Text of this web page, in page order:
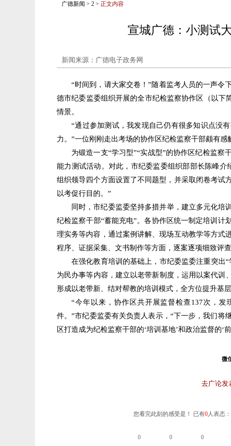
广德新闻 > 2 > 正文内容
宣城广德：小测试
新闻来源：广德电子政务网
“时间到，请大家交卷！”随着监考人员的一声令
德市纪委监委组织开展的全市纪检监察协作区（以下
情景。
“通过参加测试，我发现自己仍有很多知识点没
力。”一位刚刚走出考场的协作区纪检监察干部颇有感
为锻造一支“学习型”“实战型”的协作区纪检监
能力测试活动。对此，市纪委监委组织部部长陈峰介
组织领导四个方面设置了不同题型，并采取闭卷考试
以考促行目的。”
同时，市纪委监委坚持多措并举，建立多元化培
纪检监察干部“蓄能充电”。各协作区统一制定培训计
理实务等内容，通过案例讲解、现场互动教学等方式
程序、证据采集、文书制作等方面，逐案逐项细致评
在强化教育培训的基础上，市纪委监委注重突出
为民办事等内容，建立以老带新制度，运用以案代训
形成以老带新、结对帮教的培训模式，全方位提升基
“今年以来，协作区共开展监督检查137次，发
件。”市纪委监委有关负责人表示，“下一步，我们
区打造成为纪检监察干部的‘培训基地’和政治监督的‘
微
去广论发
您看完此刻的感受是！ 已有0人表态：
0 0 0